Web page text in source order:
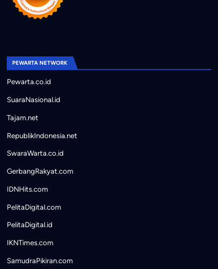
PEWARTA NETWORK
Pewarta.co.id
SuaraNasional.id
Tajam.net
RepublikIndonesia.net
SwaraWarta.co.id
GerbangRakyat.com
IDNHits.com
PelitaDigital.com
PelitaDigital.id
IKNTimes.com
SamudraPikiran.com